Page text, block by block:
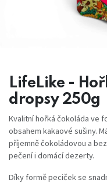
LifeLike -
dropsy 250g
Kvalitní hořká čokoláda ve
obsahem kakaové sušiny.
příjemně čokoládovou a
pečení i domácí dezerty.
Díky formě peciček se